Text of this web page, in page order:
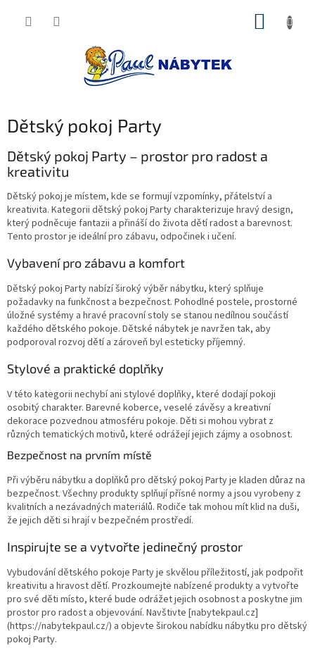
Dětský pokoj Party
Dětský pokoj Party – prostor pro radost a
kreativitu
Dětský pokoj je místem, kde se formují vzpomínky, přátelství a
kreativita. Kategorii dětský pokoj Party charakterizuje hravý design,
který podněcuje fantazii a přináší do života dětí radost a barevnost.
Tento prostor je ideální pro zábavu, odpočinek i učení.
Vybavení pro zábavu a komfort
Dětský pokoj Party nabízí široký výběr nábytku, který splňuje
požadavky na funkčnost a bezpečnost. Pohodlné postele, prostorné
úložné systémy a hravé pracovní stoly se stanou nedílnou součástí
každého dětského pokoje. Dětské nábytek je navržen tak, aby
podporoval rozvoj dětí a zároveň byl esteticky příjemný.
Stylové a praktické doplňky
V této kategorii nechybí ani stylové doplňky, které dodají pokoji
osobitý charakter. Barevné koberce, veselé závěsy a kreativní
dekorace pozvednou atmosféru pokoje. Děti si mohou vybrat z
různých tematických motivů, které odrážejí jejich zájmy a osobnost.
Bezpečnost na prvním místě
Při výběru nábytku a doplňků pro dětský pokoj Party je kladen důraz na
bezpečnost. Všechny produkty splňují přísné normy a jsou vyrobeny z
kvalitních a nezávadných materiálů. Rodiče tak mohou mít klid na duši,
že jejich děti si hrají v bezpečném prostředí.
Inspirujte se a vytvořte jedinečný prostor
Vybudování dětského pokoje Party je skvělou příležitostí, jak podpořit
kreativitu a hravost dětí. Prozkoumejte nabízené produkty a vytvořte
pro své děti místo, které bude odrážet jejich osobnost a poskytne jim
prostor pro radost a objevování. Navštivte [nabytekpaul.cz]
(https://nabytekpaul.cz/) a objevte širokou nabídku nábytku pro dětský
pokoj Party.